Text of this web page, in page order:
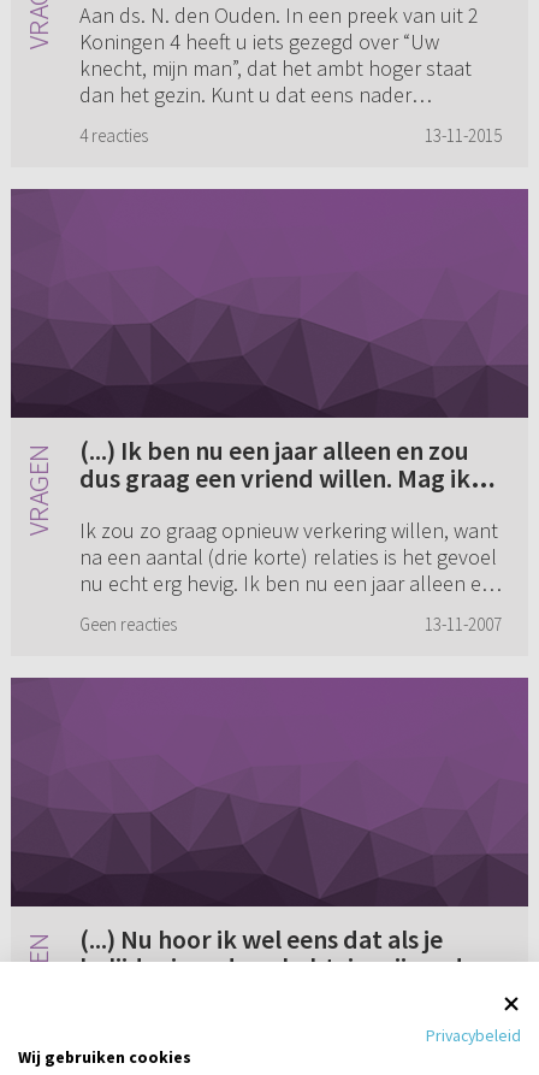
Aan ds. N. den Ouden. In een preek van uit 2
Koningen 4 heeft u iets gezegd over “Uw
knecht, mijn man”, dat het ambt hoger staat
dan het gezin. Kunt u dat eens nader
4 reacties 13-11-2015
(...) Ik ben nu een jaar alleen en zou
dus graag een vriend willen. Mag ik
tot God er een op mijn weg plaatst?
Ik zou zo graag opnieuw verkering willen, want
na een aantal (drie korte) relaties is het gevoel
nu echt erg hevig. Ik ben nu een jaar alleen en
zoek gaan of...
Geen reacties 13-11-2007
(...) Nu hoor ik wel eens dat als je
belijdenis gedaan hebt, je mijneed
doordat je je belofte aan de kerk
verbreekt. (...)
het zo dat wanneer je belijdenis doet, je "ja”Privacybeleid
Wij gebruiken cookies